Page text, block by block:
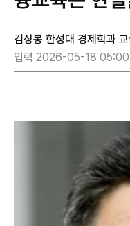
김상봉 한성대 경제학과
입력 2026-05-18 05:00